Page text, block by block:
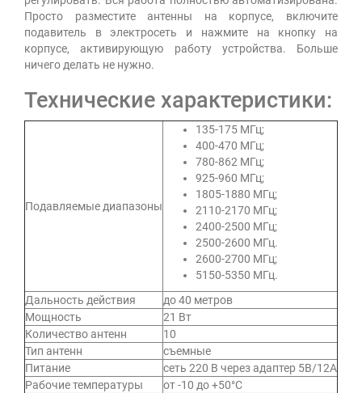
Просто разместите антенны на корпусе, включите
подавитель в электросеть и нажмите на кнопку на
корпусе, активирующую работу устройства. Больше
ничего делать не нужно.
Технические характеристики:
Подавляемые диапазоны
135-175 МГц;
400-470 МГц;
780-862 МГц;
925-960 МГц;
1805-1880 МГц;
2110-2170 МГц;
2400-2500 МГц;
2500-2600 МГц.
2600-2700 МГц;
5150-5350 МГц.
Дальность действия
до 40 метров
Мощность
21 Вт
Количество антенн
10
Тип антенн
съемные
Питание
сеть 220 В через адаптер 5В/12А
Рабочие температуры
от -10 до +50°C